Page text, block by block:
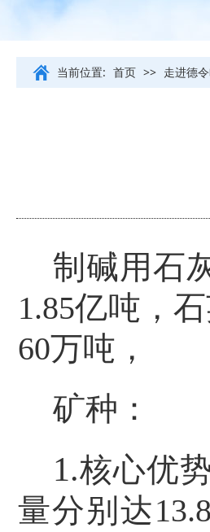
当前位置: 首页 >> 走进德
制碱用石
1.85亿吨，
60万吨，
矿种：
1.核心优
量分别达